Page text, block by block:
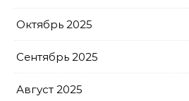
Октябрь 2025
Сентябрь 2025
Август 2025